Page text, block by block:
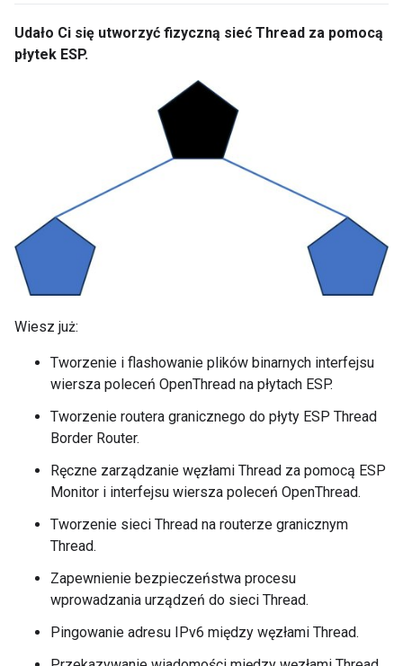
Udało Ci się utworzyć fizyczną sieć Thread za pomocą
płytek ESP.
Wiesz już:
Tworzenie i flashowanie plików binarnych interfejsu
wiersza poleceń OpenThread na płytach ESP.
Tworzenie routera granicznego do płyty ESP Thread
Border Router.
Ręczne zarządzanie węzłami Thread za pomocą ESP
Monitor i interfejsu wiersza poleceń OpenThread.
Tworzenie sieci Thread na routerze granicznym
Thread.
Zapewnienie bezpieczeństwa procesu
wprowadzania urządzeń do sieci Thread.
Pingowanie adresu IPv6 między węzłami Thread.